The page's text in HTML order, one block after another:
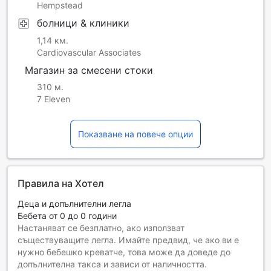
Hempstead
болници & клиники
1,14 км.
Cardiovascular Associates
Магазин за смесени стоки
310 м.
7 Eleven
Показване на повече опции
Правила на Хотел
Деца и допълнителни легла
Бебета от 0 до 0 години
Настаняват се безплатно, ако използват
съществуващите легла. Имайте предвид, че ако ви е
нужно бебешко креватче, това може да доведе до
допълнителна такса и зависи от наличността.